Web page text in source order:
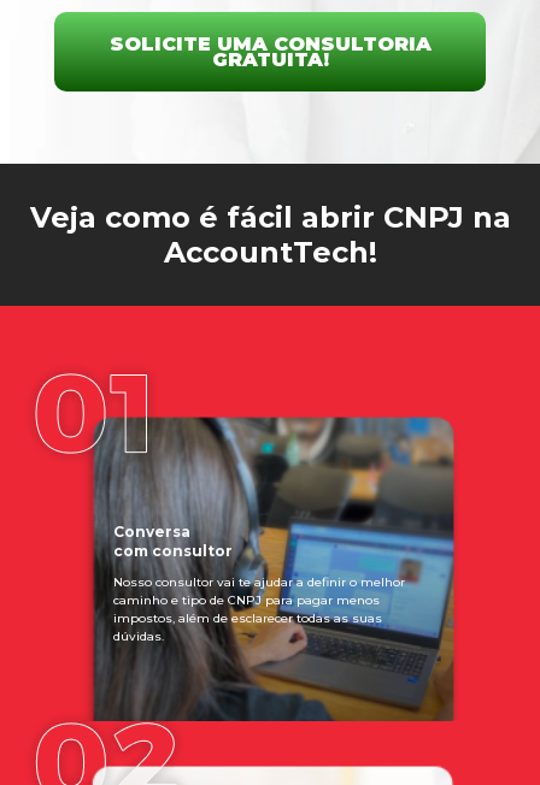
SOLICITE UMA CONSULTORIA
GRATUITA!
Veja como é fácil abrir CNPJ na
AccountTech!
Conversa
com consultor
Nosso consultor vai te ajudar a definir o melhor
caminho e tipo de CNPJ para pagar menos
impostos, além de esclarecer todas as suas
dúvidas.